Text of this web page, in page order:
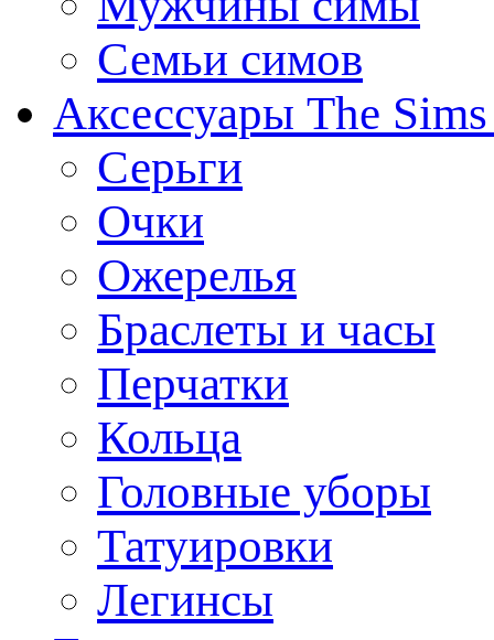
Семьи симов
Аксессуары The
Серьги
Очки
Ожерелья
Браслеты и часы
Перчатки
Кольца
Головные уборы
Татуировки
Легинсы